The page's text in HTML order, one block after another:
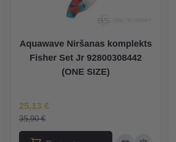
Aquawave Niršanas komplekts
Fisher Set Jr 92800308442
(ONE SIZE)
Īpaša Cena
25,13 €
35,90 €